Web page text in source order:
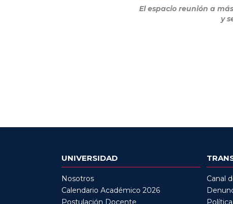
El espacio reunión a
y
UNIVERSIDAD
Nosotros
Calendario Académico 2026
Postulación Docente
Canal